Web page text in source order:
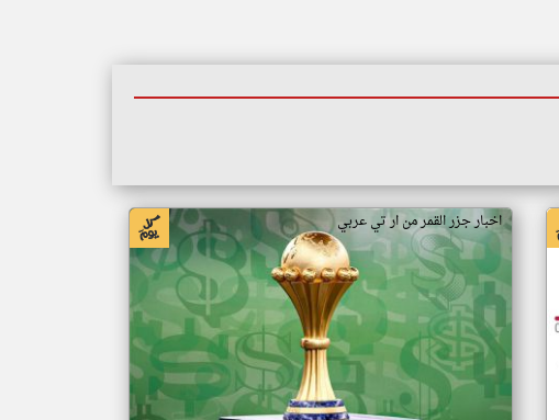
اخبار جزر القمر من ار تي عربي